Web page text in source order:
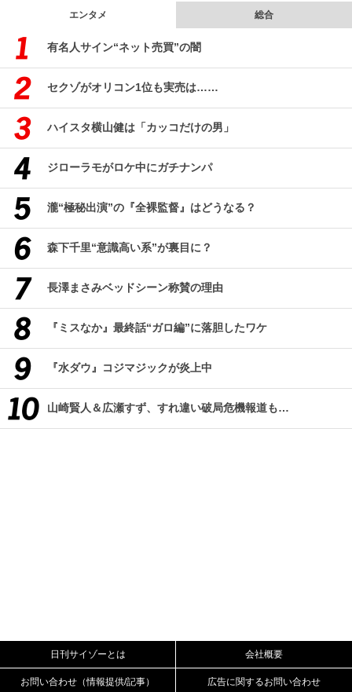
エンタメ 総合
有名人サイン“ネット売買”の闇
セクゾがオリコン1位も実売は……
ハイスタ横山健は「カッコだけの男」
ジローラモがロケ中にガチナンパ
瀧“極秘出演”の『全裸監督』はどうなる？
森下千里“意識高い系”が裏目に？
長澤まさみベッドシーン称賛の理由
『ミスなか』最終話“ガロ編”に落胆したワケ
『水ダウ』コジマジックが炎上中
山崎賢人＆広瀬すず、すれ違い破局危機報道も…
日刊サイゾーとは 会社概要
お問い合わせ（情報提供/記事） 広告に関するお問い合わせ